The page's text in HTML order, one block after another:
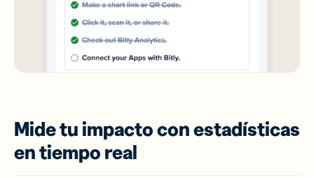
Mide tu impacto con estadísticas
en tiempo real